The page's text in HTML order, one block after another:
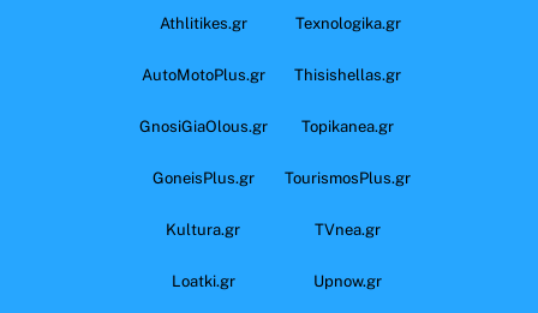
Athlitikes.gr Texnologika.gr
AutoMotoPlus.gr Thisishellas.gr
GnosiGiaOlous.gr Topikanea.gr
GoneisPlus.gr TourismosPlus.gr
Kultura.gr TVnea.gr
Loatki.gr Upnow.gr